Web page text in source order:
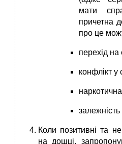
мати
причетна
про це
перехід на
конфлікт у
залежність
Коли позитивні та
на дошці,